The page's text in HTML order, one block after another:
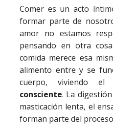
Comer es un acto
formar parte de
amor no estamos
pensando en otra
comida merece esa
alimento entre y se
cuerpo, viviendo el
consciente. La
masticación lenta, el
forman parte del